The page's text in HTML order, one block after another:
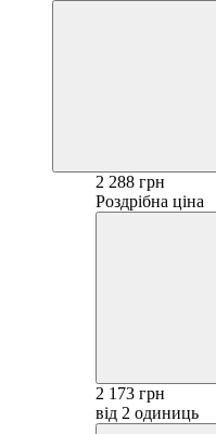
2 288 грн
Роздрібна ціна
2 173 грн
від 2 одиниць